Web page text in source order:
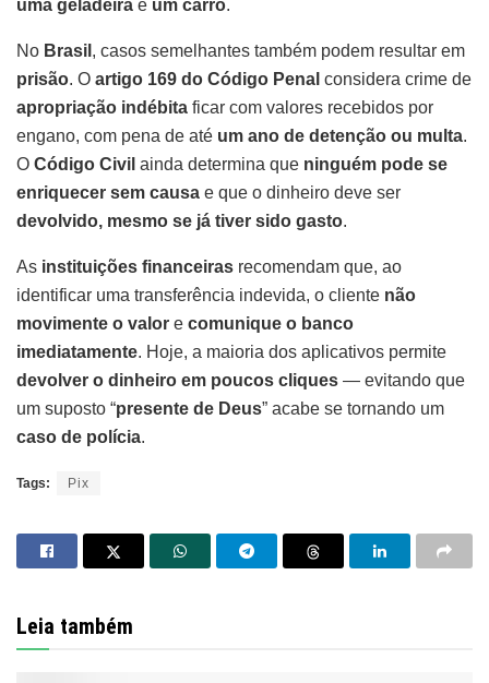
uma geladeira e um carro.
No Brasil , casos semelhantes também podem resultar em
prisão. O artigo 169 do Código Penal considera crime de
apropriação indébita ficar com valores recebidos por
engano, com pena de até um ano de detenção ou multa.
O Código Civil ainda determina que ninguém pode se
enriquecer sem causa e que o dinheiro deve ser
devolvido, mesmo se já tiver sido gasto.
As instituições financeiras recomendam que, ao
identificar uma transferência indevida, o cliente não
movimente o valor e comunique o banco
imediatamente. Hoje, a maioria dos aplicativos permite
devolver o dinheiro em poucos cliques — evitando que
um suposto “presente de Deus” acabe se tornando um
caso de polícia.
Tags: Pix
Leia também